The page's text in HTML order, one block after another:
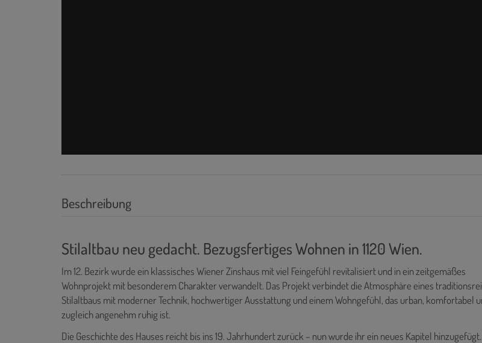
Beschreibung
Stilaltbau neu gedacht. Bezugsfertiges Wohnen in 1120 Wien.
Im 12. Bezirk wurde ein klassisches Wiener Zinshaus mit viel Feingefühl revitalisiert und in ein zeitgemäßes
Wohnprojekt mit besonderem Charakter verwandelt. Das Projekt verbindet die Atmosphäre eines
Stilaltbaus mit moderner Technik, hochwertiger Ausstattung und einem Wohngefühl, das urban, komfortabel
zugleich angenehm ruhig ist.
Die Geschichte des Hauses reicht bis ins 19. Jahrhundert zurück – nun wurde ihr ein neues Kapitel hinzugefügt.